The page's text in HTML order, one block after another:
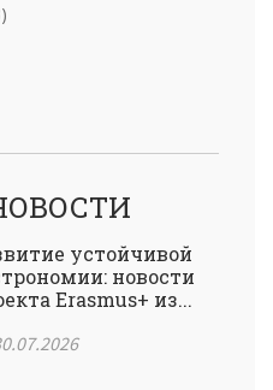
устойчивой
новости
Erasmus+ из...